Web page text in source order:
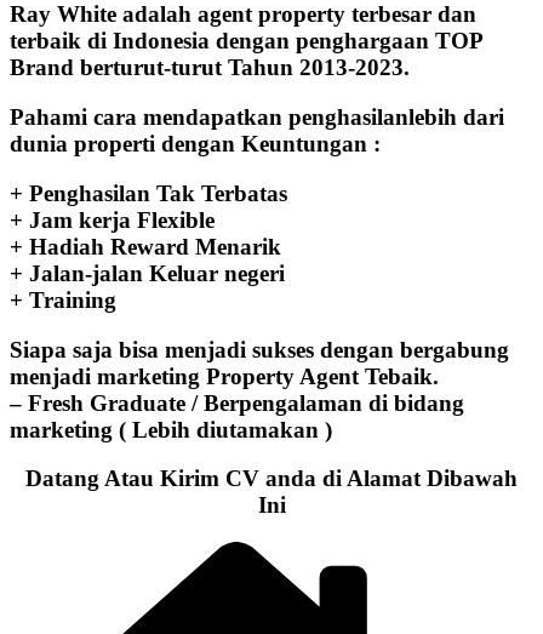
Ray White adalah agent property terbesar dan
terbaik di Indonesia dengan penghargaan TOP
Brand berturut-turut Tahun 2013-2023.
Pahami cara mendapatkan penghasilanlebih dari
dunia properti dengan Keuntungan :
+ Penghasilan Tak Terbatas
+ Jam kerja Flexible
+ Hadiah Reward Menarik
+ Jalan-jalan Keluar negeri
+ Training
Siapa saja bisa menjadi sukses dengan bergabung
menjadi marketing Property Agent Tebaik.
– Fresh Graduate / Berpengalaman di bidang
marketing ( Lebih diutamakan )
Datang Atau Kirim CV anda di Alamat Dibawah
Ini